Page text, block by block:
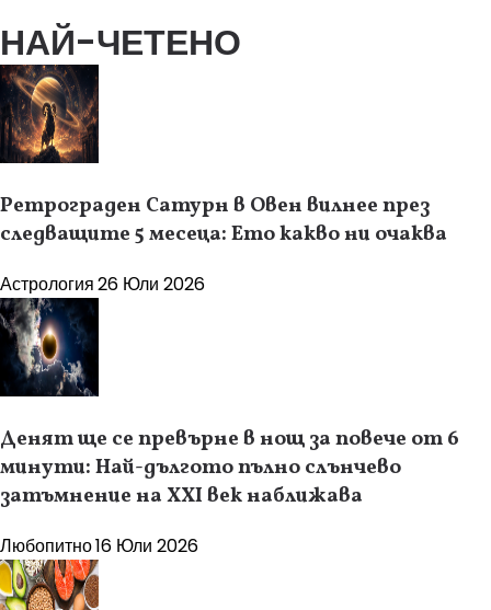
НАЙ-ЧЕТЕНО
Ретрограден Сатурн в Овен вилнее през
следващите 5 месеца: Ето какво ни очаква
Астрология26 Юли 2026
Денят ще се превърне в нощ за повече от 6
минути: Най-дългото пълно слънчево
затъмнение на XXI век наближава
Любопитно16 Юли 2026